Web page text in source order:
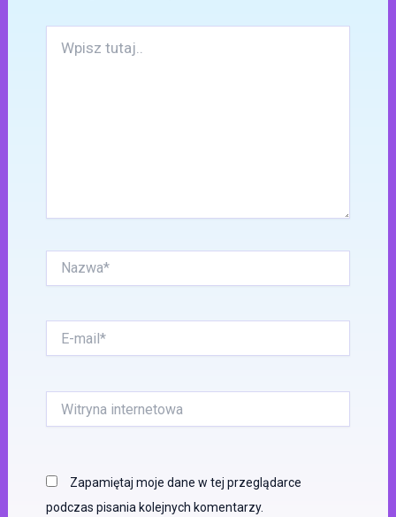
tutaj..
mail*
internetowa
Zapamiętaj moje dane w tej przeglądarce
podczas pisania kolejnych komentarzy.